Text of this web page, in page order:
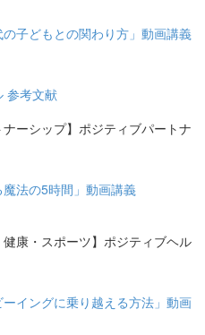
の子どもとの関わり方」動画講義
参考文献
ーシップ】ポジティブパートナ
魔法の5時間」動画講義
康・スポーツ】ポジティブヘル
ーイングに乗り越える方法」動画